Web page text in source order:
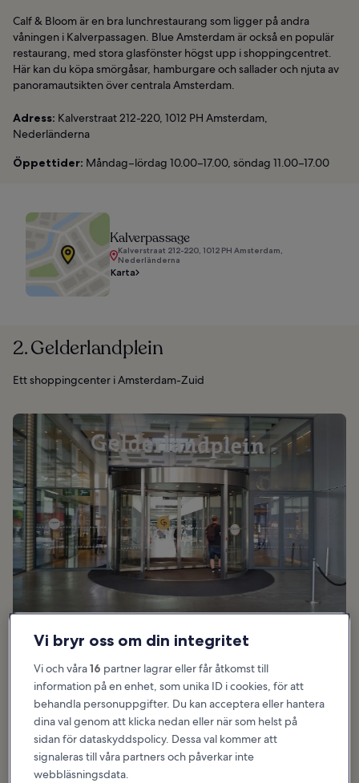
Calf & Bloom är en bra lunchrestaurang som ligger på andra
våningen i Kalverpassagen. Blue Amsterdam är också en populär
restaurang, med stora glasfönster högst upp i shoppingcentret.
Här kan du köpa smörgåsar, hamburgare och sallader och njuta av
panoramautsikten över centrala Amsterdam.
Adress: Kalverstraat 212-220, 1012 PH Amsterdam,
Nederländerna
Öppettider: Måndag–lördag 10.00–17.00, söndag 11.00–17.00
Kalverpassage
Kalverstraat 212-220, 1012 PH Amsterdam,
Nederländerna
Karta
2. Gelderlandplein
Ett shoppingcenter i Amsterdam-Zuid
foto avCeescamel(CC BY-SA 4.0 ) redigerad
Bra för:Shopping, Mat
Gelderlandplein har endast en våning, men du kan ändå hitta en
imponerande samling av butiker i detta shoppingcenter. Här finns
över 90 företag, inklusive klädbutiker, mataffärer, leksaksbutiker,
Vi bryr oss om din integritet
Vi och våra16 partner lagrar eller får åtkomst till
information på en enhet, som unika ID i cookies, för att
behandla personuppgifter. Du kan acceptera eller hantera
dina val genom att klicka nedan eller när som helst på
sidan för dataskyddspolicy. Dessa val kommer att
signaleras till våra partners och påverkar inte
webbläsningsdata.